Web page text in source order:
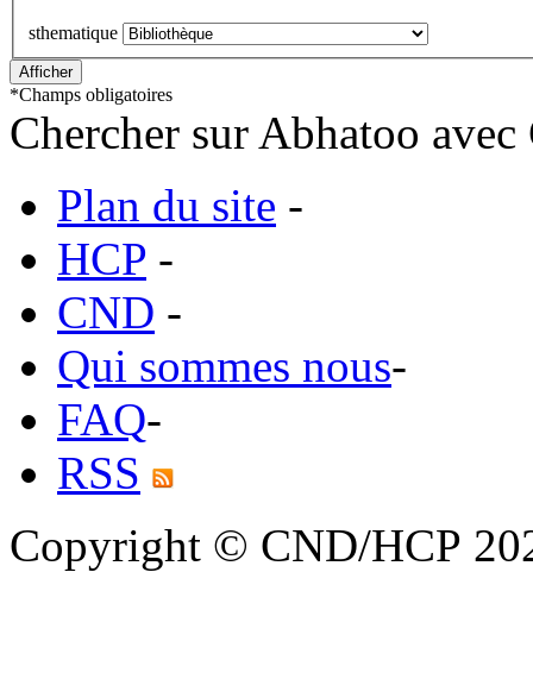
sthematique
*Champs obligatoires
Chercher sur Abhatoo
Plan du site -
HCP -
CND -
Qui sommes nous-
FAQ-
RSS
Copyright © CND/HCP